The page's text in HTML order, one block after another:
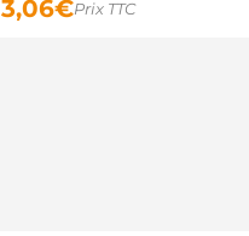
3,06€Prix TTC